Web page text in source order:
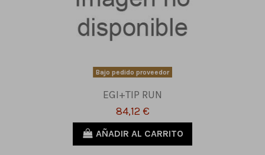
Bajo pedido proveedor
EGI+TIP RUN
84,12 €
AÑADIR AL CARRITO